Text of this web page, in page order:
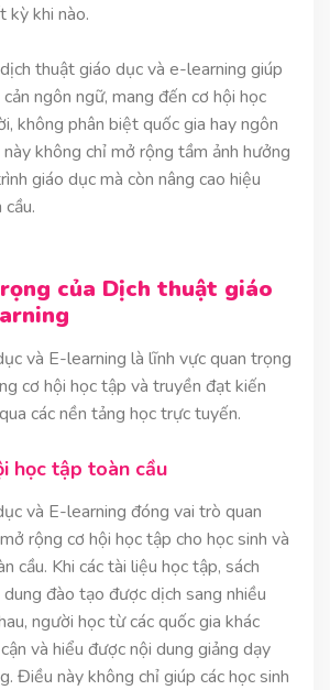
kỳ khi nào.
thuật giáo dục và e-learning giúp
ngôn ngữ, mang đến cơ hội học
không phân biệt quốc gia hay ngôn
không chỉ mở rộng tầm ảnh hưởng
giáo dục mà còn nâng cao hiệu
của Dịch thuật giáo
và E-learning là lĩnh vực quan trọng
cơ hội học tập và truyền đạt kiến
các nền tảng học trực tuyến.
học tập toàn cầu
và E-learning đóng vai trò quan
rộng cơ hội học tập cho học sinh và
cầu. Khi các tài liệu học tập, sách
đào tạo được dịch sang nhiều
người học từ các quốc gia khác
và hiểu được nội dung giảng dạy
Điều này không chỉ giúp các học sinh